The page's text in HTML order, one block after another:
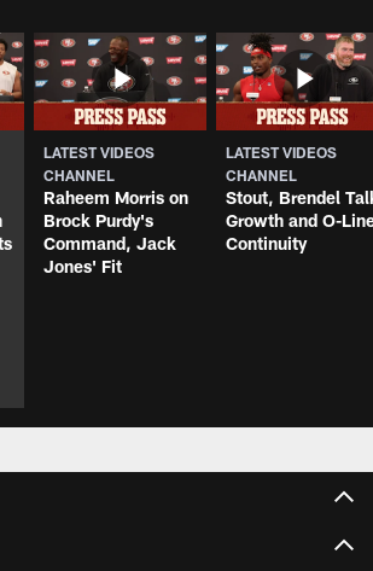
LATEST VIDEOS
CHANNEL
Raheem Morris on
Brock Purdy's
Command, Jack
Jones' Fit
LATEST VIDEOS
CHANNEL
Stout, Brendel
Growth and O-
Continuity